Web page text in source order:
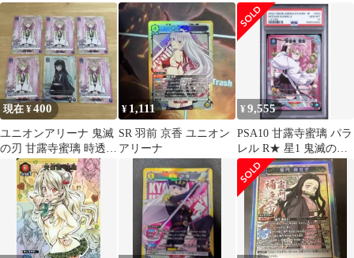
ット
ニオンアリーナ ⑩
現在 ¥400
ユニオンアリーナ 鬼滅
の刃 甘露寺蜜璃 時透無
一郎 6枚セット
¥ 1,111
SR 羽前 京香 ユニオン
アリーナ
¥9,555
PSA10 甘露寺蜜璃 パラ
レル R★ 星1 鬼滅の刃
ユニオンアリーナ■